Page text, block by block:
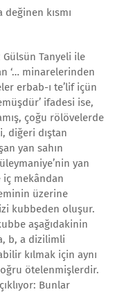
kısmı
Tanyeli ile
‘… minarelerinden
erbab-ı te’lif içün
ifadesi ise,
çoğu rölövelerde
diğeri dıştan
yan sahın
yan
iç mekândan
üzerine
kubbeden oluşur.
aşağıdakinin
b, a dizilimli
kılmak için aynı
ötelenmişlerdir.
Bunlar